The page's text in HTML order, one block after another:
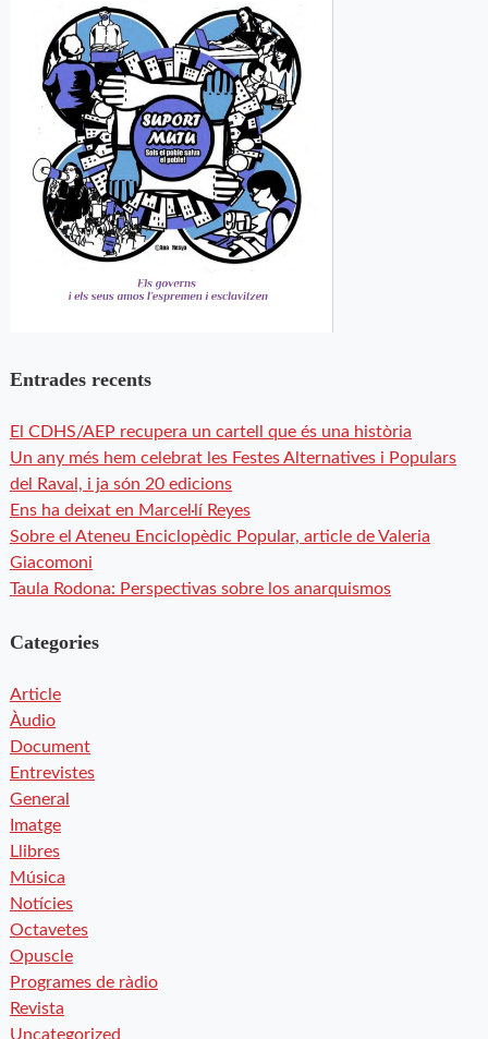
Entrades recents
El CDHS/AEP recupera un cartell que és una història
Un any més hem celebrat les Festes Alternatives i Populars
del Raval, i ja són 20 edicions
Ens ha deixat en Marcel·lí Reyes
Sobre el Ateneu Enciclopèdic Popular, article de Valeria
Giacomoni
Taula Rodona: Perspectivas sobre los anarquismos
Categories
Article
Àudio
Document
Entrevistes
General
Imatge
Llibres
Música
Notícies
Octavetes
Opuscle
Programes de ràdio
Revista
Uncategorized